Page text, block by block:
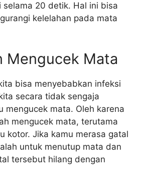
selama 20 detik. Hal ini bisa
kelelahan pada mata
Mengucek Mata
bisa menyebabkan infeksi
secara tidak sengaja
mengucek mata. Oleh karena
mengucek mata, terutama
kotor. Jika kamu merasa gatal
untuk menutup mata dan
tersebut hilang dengan